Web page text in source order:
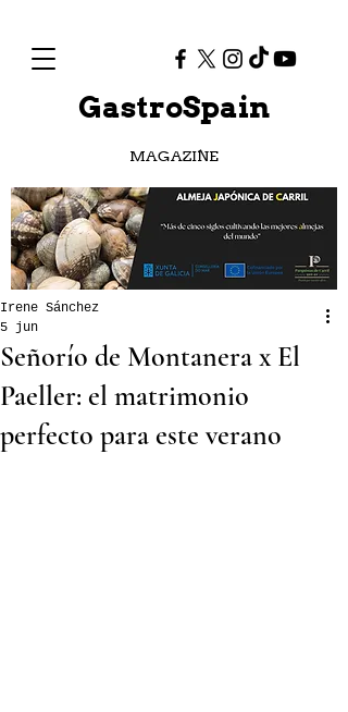
GastroSpain
MAGAZINE
Señorío de Montanera x El
Paeller: el matrimonio
perfecto para este verano
Irene Sánchez
5 jun